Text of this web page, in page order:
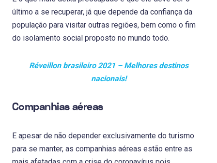
último a se recuperar, já que depende da confiança da
população para visitar outras regiões, bem como o fim
do isolamento social proposto no mundo todo.
Réveillon brasileiro 2021 – Melhores destinos
nacionais!
Companhias aéreas
E apesar de não depender exclusivamente do turismo
para se manter, as companhias aéreas estão entre as